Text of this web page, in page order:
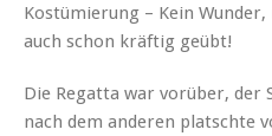
Kostümierung – Kein
auch schon kräftig geübt!
Die Regatta war vorüber, der
nach dem anderen platschte